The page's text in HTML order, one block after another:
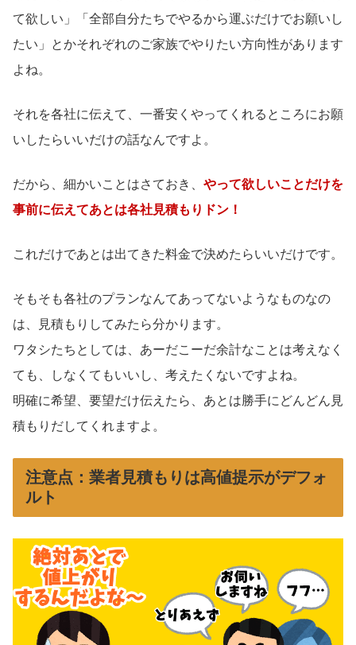
て欲しい」「全部自分たちでやるから運ぶだけでお願いし
たい」とかそれぞれのご家族でやりたい方向性があります
よね。
それを各社に伝えて、一番安くやってくれるところにお願
いしたらいいだけの話なんですよ。
だから、細かいことはさておき、 やって欲しいことだけを
事前に伝えてあとは各社見積もりドン！
これだけであとは出てきた料金で決めたらいいだけです。
そもそも各社のプランなんてあってないようなものなの
は、見積もりしてみたら分かります。
ワタシたちとしては、あーだこーだ余計なことは考えなく
ても、しなくてもいいし、考えたくないですよね。
明確に希望、要望だけ伝えたら、あとは勝手にどんどん見
積もりだしてくれますよ。
注意点：業者見積もりは高値提示がデフォ
ルト